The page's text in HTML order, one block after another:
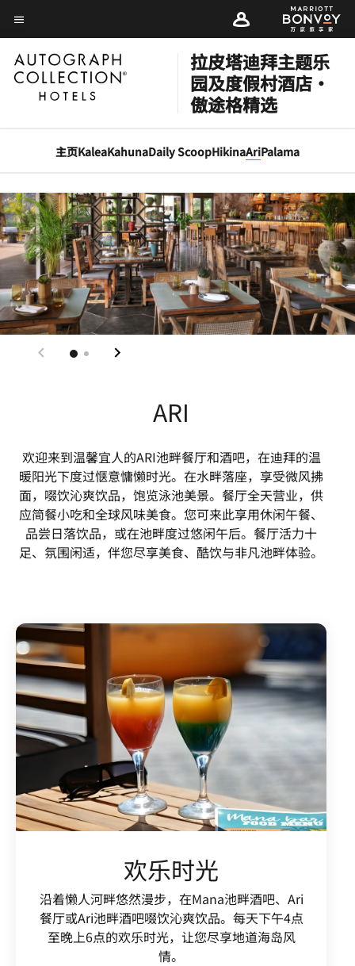
content
Skip
to
main
content
菜单文本
拉皮塔迪拜主题乐
园及度假村酒店·
傲途格精选
主页KaleaKahunaDaily ScoopHikinaAriPalama
ARI
欢迎来到温馨宜人的ARI池畔餐厅和酒吧，在迪拜的温
暖阳光下度过惬意慵懒时光。在水畔落座，享受微风拂
面，啜饮沁爽饮品，饱览泳池美景。餐厅全天营业，供
应简餐小吃和全球风味美食。您可来此享用休闲午餐、
品尝日落饮品，或在池畔度过悠闲午后。餐厅活力十
足、氛围闲适，伴您尽享美食、酷饮与非凡池畔体验。
欢乐时光
沿着懒人河畔悠然漫步，在Mana池畔酒吧、Ari
餐厅或Ari池畔酒吧啜饮沁爽饮品。每天下午4点
至晚上6点的欢乐时光，让您尽享地道海岛风
情。